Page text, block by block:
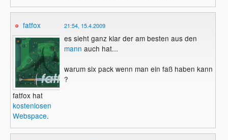
fatfox
fatfox hat
kostenlosen
Webspace.
21:54, 15.4.2009
es sieht ganz klar der am besten aus den
mann auch hat...
warum six pack wenn man ein faß haben kann
?